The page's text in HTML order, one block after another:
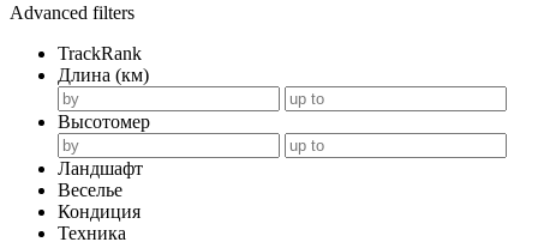
Advanced filters
TrackRank
Длина (км)
Высотомер
Ландшафт
Веселье
Кондиция
Техника